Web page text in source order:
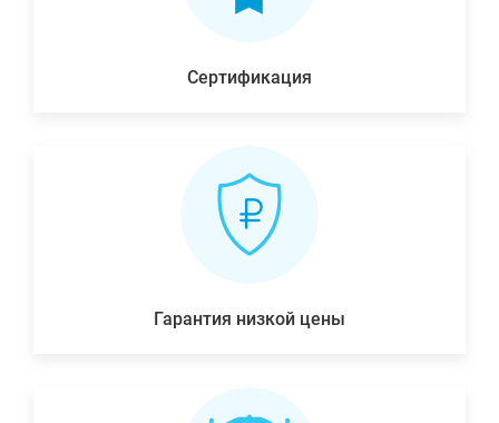
Сертификация
Гарантия низкой цены